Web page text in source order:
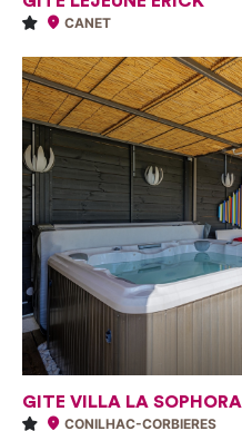
CANET
GITE VILLA LA SOPHORA
CONILHAC-CORBIERES